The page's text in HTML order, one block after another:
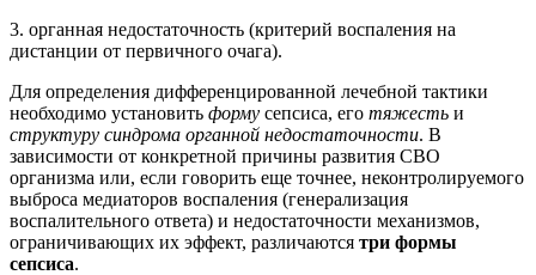
3. органная недостаточность (критерий воспаления на
дистанции от первичного очага).
Для определения дифференцированной лечебной тактики
необходимо установить форму сепсиса, его тяжесть и
структуру синдрома органной недостаточности. В
зависимости от конкретной причины развития СВО
организма или, если говорить еще точнее, неконтролируемого
выброса медиаторов воспаления (генерализация
воспалительного ответа) и недостаточности механизмов,
ограничивающих их эффект, различаются три формы
сепсиса.